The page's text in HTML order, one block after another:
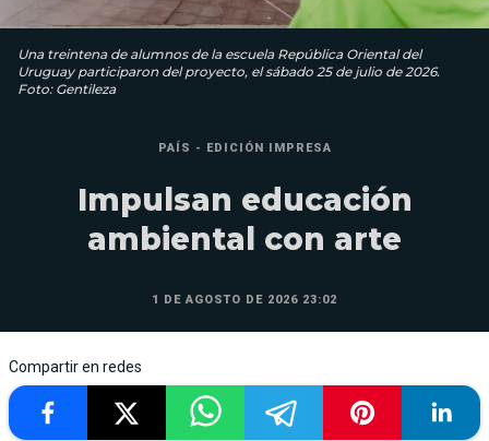
Una treintena de alumnos de la escuela República Oriental del
Uruguay participaron del proyecto, el sábado 25 de julio de 2026.
Foto: Gentileza
PAÍS - EDICIÓN IMPRESA
Impulsan educación
ambiental con arte
1 DE AGOSTO DE 2026 23:02
Compartir en redes